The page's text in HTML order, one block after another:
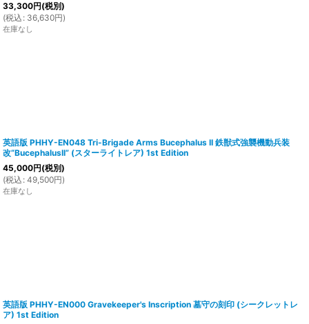
33,300円(税別)
(税込 : 36,630円)
在庫なし
英語版 PHHY-EN048 Tri-Brigade Arms Bucephalus II 鉄獣式強襲機動兵装
改“BucephalusII” (スターライトレア) 1st Edition
45,000円(税別)
(税込 : 49,500円)
在庫なし
英語版 PHHY-EN000 Gravekeeper's Inscription 墓守の刻印 (シークレットレ
ア) 1st Edition